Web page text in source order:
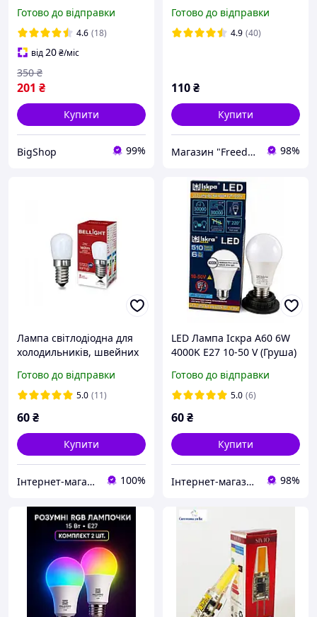
комплекті, 3 4 год роботи,
холодне світло
Готово до відправки
4.6 (18)
від20₴/міс
201 ₴
350 ₴
Купити
BigShop 99%
універсальна EVT
Готово до відправки
4.9 (40)
110₴
Купити
Магазин "Freedelivery" 98%
Лампа світлодіодна для
холодильників, швейних
4000K
Готово до відправки
5.0 (11)
60₴
Купити
Інтернет-магазин світлотехнічної продукції "BELLIGHT" 100%
LED Лампа Іскра A60 6W
4000K E27 10-50 V (Груша)
| Низьковольтна для
автономних систем
Готово до відправки
5.0 (6)
60₴
Купити
Інтернет-магазин електротоварів та освітлення «Світла Хата» 98%